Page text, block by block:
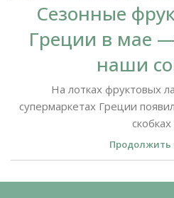
Сезонные
Греции в мае
наши
На лотках фруктовых
супермаркетах Греции
скобках
Продолжить